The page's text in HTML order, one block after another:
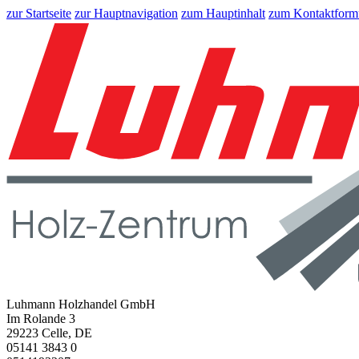
zur Startseite zur Hauptnavigation zum Hauptinhalt zum
Luhmann Holzhandel GmbH
Im Rolande 3
29223 Celle, DE
05141 3843 0